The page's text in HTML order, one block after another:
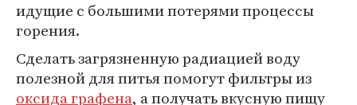
идущие с большими потерями процессы
горения.
Сделать загрязненную радиацией воду
полезной для питья помогут фильтры из
оксида графена, а получать вкусную пищу